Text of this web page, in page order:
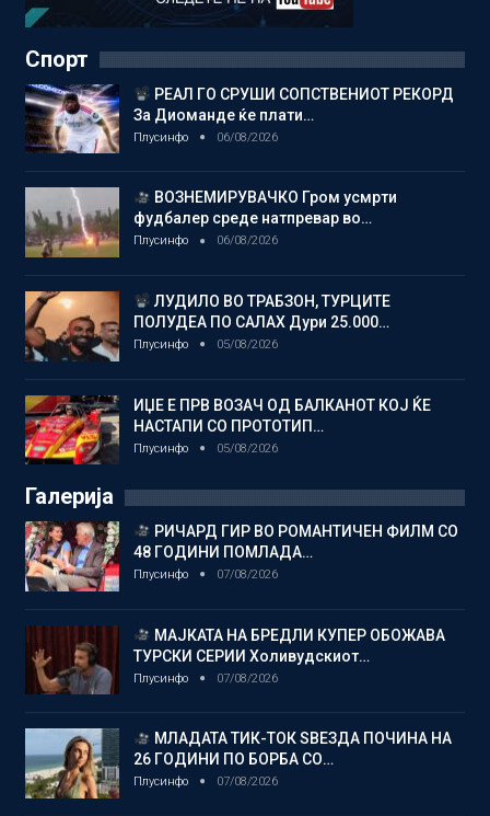
Спорт
РЕАЛ ГО СРУШИ СОПСТВЕНИОТ РЕКОРД
За Диоманде ќе плати…
Плусинфо 06/08/2026
ВОЗНЕМИРУВАЧКО Гром усмрти
фудбалер среде натпревар во…
Плусинфо 06/08/2026
ЛУДИЛО ВО ТРАБЗОН, ТУРЦИТЕ
ПОЛУДЕА ПО САЛАХ Дури 25.000…
Плусинфо 05/08/2026
ИЏЕ Е ПРВ ВОЗАЧ ОД БАЛКАНОТ КОЈ ЌЕ
НАСТАПИ СО ПРОТОТИП…
Плусинфо 05/08/2026
Галерија
РИЧАРД ГИР ВО РОМАНТИЧЕН ФИЛМ СО
48 ГОДИНИ ПОМЛАДА…
Плусинфо 07/08/2026
МАЈКАТА НА БРЕДЛИ КУПЕР ОБОЖАВА
ТУРСКИ СЕРИИ Холивудскиот…
Плусинфо 07/08/2026
МЛАДАТА ТИК-ТОК ЅВЕЗДА ПОЧИНА НА
26 ГОДИНИ ПО БОРБА СО…
Плусинфо 07/08/2026